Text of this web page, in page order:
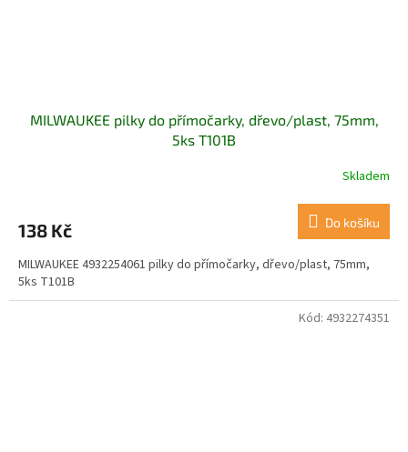
MILWAUKEE pilky do přímočarky, dřevo/plast, 75mm,
5ks T101B
Skladem
138 Kč Do košíku
MILWAUKEE 4932254061 pilky do přímočarky, dřevo/plast, 75mm,
5ks T101B
Kód: 4932274351